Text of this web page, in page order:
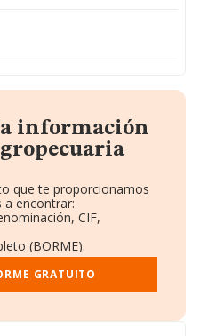
información
que te proporcionamos
a encontrar:
CIF,
(BORME).
y Empleados.
y Administradores.
GRATUITO